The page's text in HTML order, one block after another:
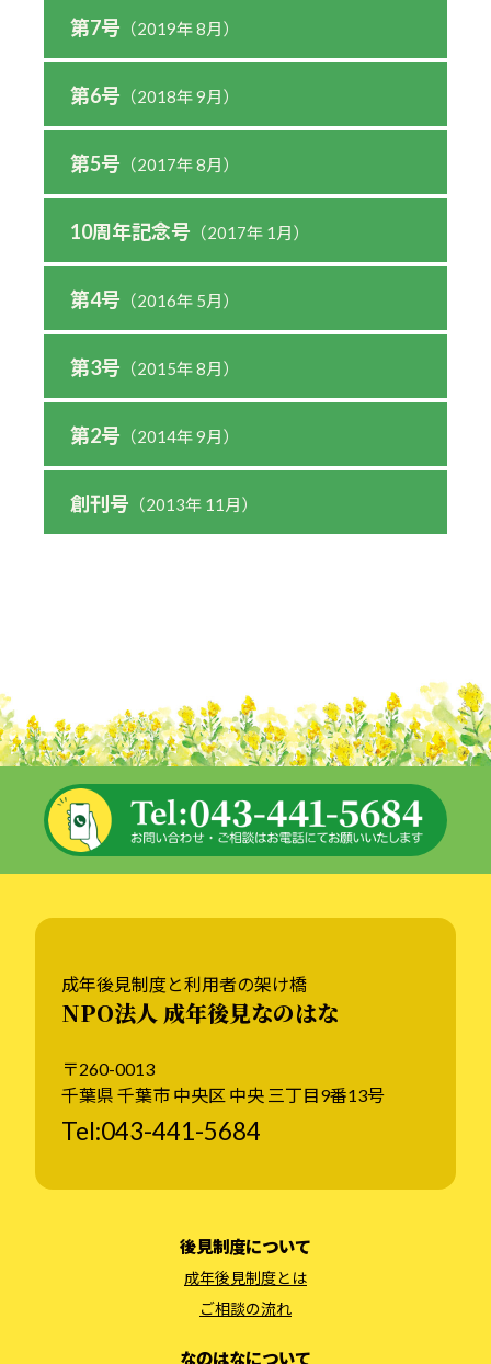
第7号 （2019年 8月）
第6号 （2018年 9月）
第5号 （2017年 8月）
10周年記念号 （2017年 1月）
第4号 （2016年 5月）
第3号 （2015年 8月）
第2号 （2014年 9月）
創刊号 （2013年 11月）
成年後見制度と利用者の架け橋
NPO法人 成年後見なのはな
〒260-0013
千葉県 千葉市 中央区 中央 三丁目9番13号
Tel:043-441-5684
後見制度について
成年後見制度とは
ご相談の流れ
なのはなについて